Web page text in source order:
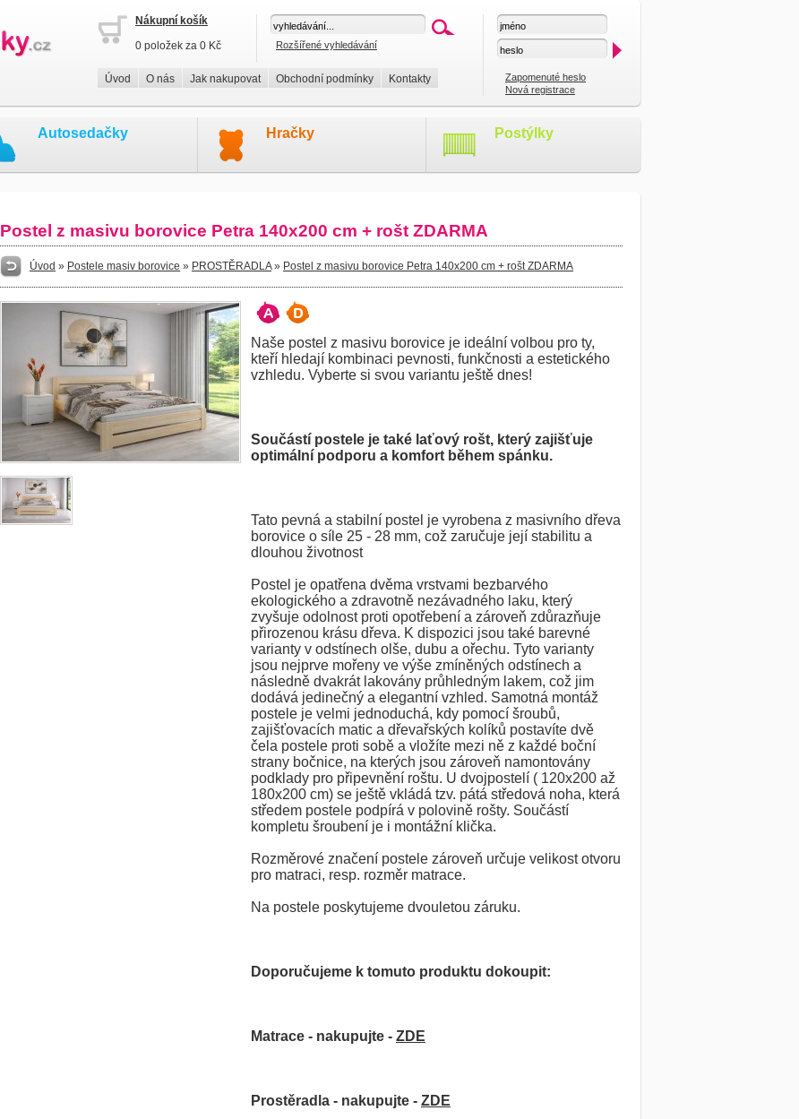
Nákupní košík
0 položek za 0 Kč
Rozšířené vyhledávání
Úvod O nás Jak nakupovat Obchodní podmínky Kontakty
Zapomenuté heslo
Nová registrace
Autosedačky Hračky Postýlky
Postel z masivu borovice Petra 140x200 cm + rošt ZDARMA
Úvod » Postele masiv borovice » PROSTĚRADLA» Postel z masivu borovice Petra 140x200 cm + rošt ZDARMA
Naše postel z masivu borovice je ideální volbou pro ty,
kteří hledají kombinaci pevnosti, funkčnosti a estetického
vzhledu. Vyberte si svou variantu ještě dnes!
Součástí postele je také laťový rošt, který zajišťuje
optimální podporu a komfort během spánku.
Tato pevná a stabilní postel je vyrobena z masivního dřeva
borovice o síle 25 - 28 mm, což zaručuje její stabilitu a
dlouhou životnost
Postel je opatřena dvěma vrstvami bezbarvého
ekologického a zdravotně nezávadného laku, který
zvyšuje odolnost proti opotřebení a zároveň zdůrazňuje
přirozenou krásu dřeva. K dispozici jsou také barevné
varianty v odstínech olše, dubu a ořechu. Tyto varianty
jsou nejprve mořeny ve výše zmíněných odstínech a
následně dvakrát lakovány průhledným lakem, což jim
dodává jedinečný a elegantní vzhled. Samotná montáž
postele je velmi jednoduchá, kdy pomocí šroubů,
zajišťovacích matic a dřevařských kolíků postavíte dvě
čela postele proti sobě a vložíte mezi ně z každé boční
strany bočnice, na kterých jsou zároveň namontovány
podklady pro připevnění roštu. U dvojpostelí ( 120x200 až
180x200 cm) se ještě vkládá tzv. pátá středová noha, která
středem postele podpírá v polovině rošty. Součástí
kompletu šroubení je i montážní klička.
Rozměrové značení postele zároveň určuje velikost otvoru
pro matraci, resp. rozměr matrace.
Na postele poskytujeme dvouletou záruku.
Doporučujeme k tomuto produktu dokoupit:
Matrace - nakupujte - ZDE
Prostěradla - nakupujte - ZDE